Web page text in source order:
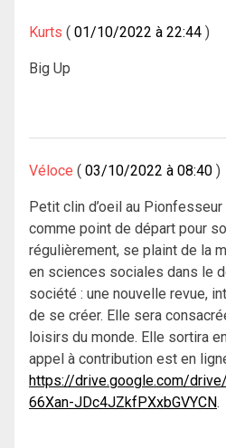
Kurts 01/10/2022 à 22:44
Big Up
Véloce 03/10/2022 à 08:40
Petit clin d’oeil au Pionfesseur
comme point de départ pour
régulièrement, se plaint de la
en sciences sociales dans le
société : une nouvelle revue,
de se créer. Elle sera
loisirs du monde. Elle sortira
appel à contribution est en
https://drive.google.com/
66Xan-JDc4JZkfPXxbGVYCN.